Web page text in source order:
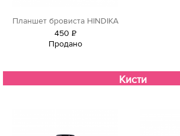
Планшет бровиста HINDIKA
450 Р
уб.
Продано
Кисти